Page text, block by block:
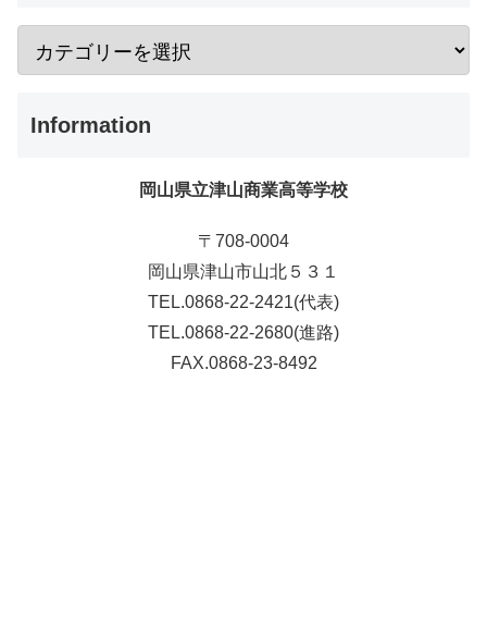
Information
岡山県立津山商業高等学校
〒708-0004
岡山県津山市山北５３１
TEL.0868-22-2421(代表)
TEL.0868-22-2680(進路)
FAX.0868-23-8492